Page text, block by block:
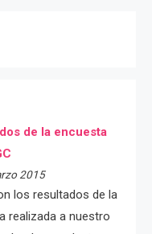
de la encuesta
2015
los resultados de la
realizada a nuestro